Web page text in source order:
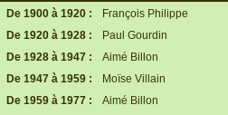
De 1900 à 1920 :
François Philippe
De 1920 à 1928 :
Paul Gourdin
De 1928 à 1947 :
Aimé Billon
De 1947 à 1959 :
Moïse Villain
De 1959 à 1977 :
Aimé Billon